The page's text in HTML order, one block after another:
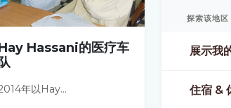
Hassani的医疗车
队
年以Hay...
探索该地区
展示我
住宿 &